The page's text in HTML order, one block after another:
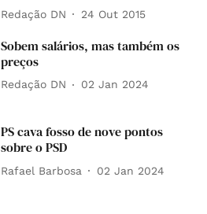
Redação DN 24 Out 2015
Sobem salários, mas também os
preços
Redação DN 02 Jan 2024
PS cava fosso de nove pontos
sobre o PSD
Rafael Barbosa 02 Jan 2024